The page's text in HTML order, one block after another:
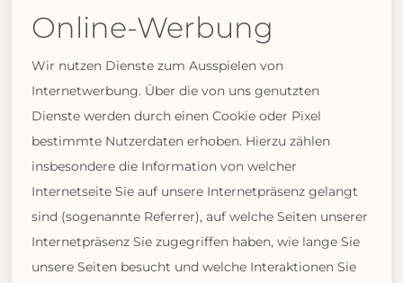
Online-Werbung
Wir nutzen Dienste zum Ausspielen von
Internetwerbung. Über die von uns genutzten
Dienste werden durch einen Cookie oder Pixel
bestimmte Nutzerdaten erhoben. Hierzu zählen
insbesondere die Information von welcher
Internetseite Sie auf unsere Internetpräsenz gelangt
sind (sogenannte Referrer), auf welche Seiten unserer
Internetpräsenz Sie zugegriffen haben, wie lange Sie
unsere Seiten besucht und welche Interaktionen Sie